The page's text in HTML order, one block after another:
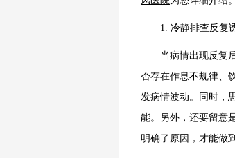
1. 冷静排查反复
当病情出现反复后
否存在作息不规律、
发病情波动。同时，
能。另外，还要留意
明确了原因，才能做